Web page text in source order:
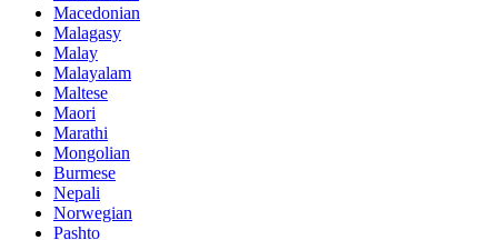
Macedonian
Malagasy
Malay
Malayalam
Maltese
Maori
Marathi
Mongolian
Burmese
Nepali
Norwegian
Pashto